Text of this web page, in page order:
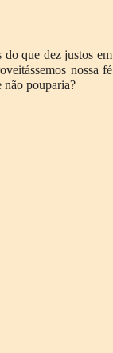
do que dez justos em
nossa fé
não pouparia?